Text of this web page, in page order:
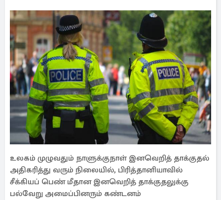
உலகம் முழுவதும் நாளுக்குநாள் இனவெறித் தாக்குதல்
அதிகரித்து வரும் நிலையில், பிரித்தானியாவில்
சீக்கியப் பெண் மீதான இனவெறித் தாக்குதலுக்கு
பல்வேறு அமைப்பினரும் கண்டனம்